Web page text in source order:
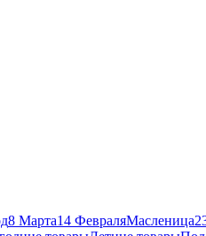
8 Марта14 ФевраляМасленица